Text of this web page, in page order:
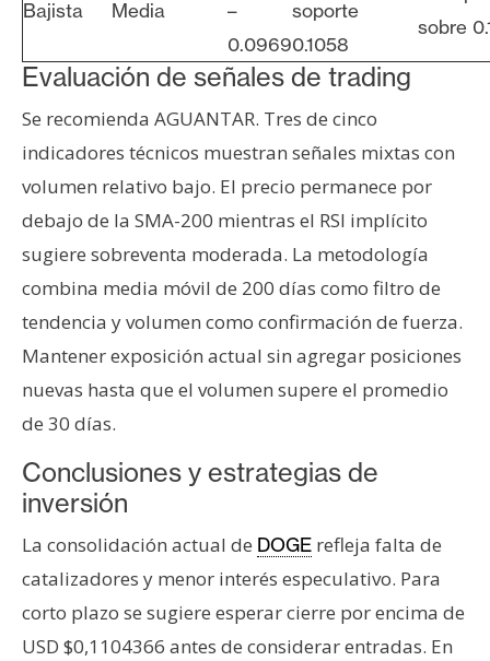
Bajista Media
–
0.0969
soporte
0.1058
sobre
Evaluación de señales de trading
Se recomienda AGUANTAR. Tres de cinco
indicadores técnicos muestran señales mixtas con
volumen relativo bajo. El precio permanece por
debajo de la SMA-200 mientras el RSI implícito
sugiere sobreventa moderada. La metodología
combina media móvil de 200 días como filtro de
tendencia y volumen como confirmación de fuerza.
Mantener exposición actual sin agregar posiciones
nuevas hasta que el volumen supere el promedio
de 30 días.
Conclusiones y estrategias de
inversión
La consolidación actual de DOGE refleja falta de
catalizadores y menor interés especulativo. Para
corto plazo se sugiere esperar cierre por encima de
USD $0,1104366 antes de considerar entradas. En